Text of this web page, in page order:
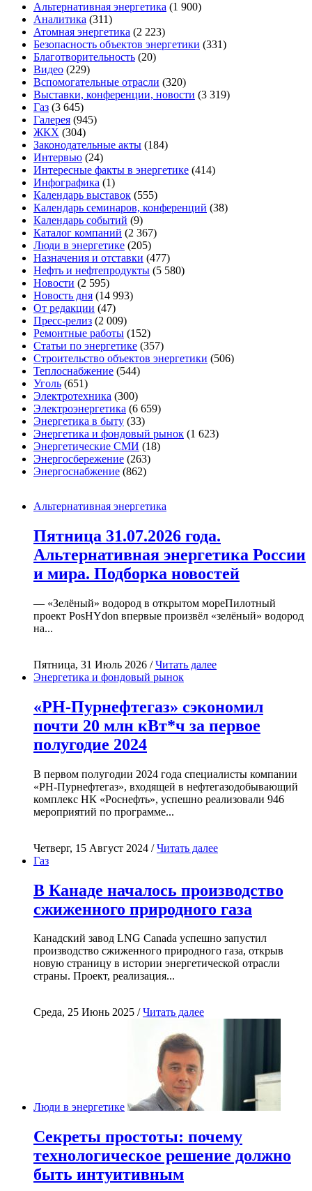
Альтернативная энергетика (1 900)
Аналитика (311)
Атомная энергетика (2 223)
Безопасность объектов энергетики (331)
Благотворительность (20)
Видео (229)
Вспомогательные отрасли (320)
Выставки, конференции, новости (3 319)
Газ (3 645)
Галерея (945)
ЖКХ (304)
Законодательные акты (184)
Интервью (24)
Интересные факты в энергетике (414)
Инфографика (1)
Календарь выставок (555)
Календарь семинаров, конференций (38)
Календарь событий (9)
Каталог компаний (2 367)
Люди в энергетике (205)
Назначения и отставки (477)
Нефть и нефтепродукты (5 580)
Новости (2 595)
Новость дня (14 993)
От редакции (47)
Пресс-релиз (2 009)
Ремонтные работы (152)
Статьи по энергетике (357)
Строительство объектов энергетики (506)
Теплоснабжение (544)
Уголь (651)
Электротехника (300)
Электроэнергетика (6 659)
Энергетика в быту (33)
Энергетика и фондовый рынок (1 623)
Энергетические СМИ (18)
Энергосбережение (263)
Энергоснабжение (862)
Альтернативная энергетика
Пятница 31.07.2026 года.
Альтернативная энергетика России
и мира. Подборка новостей
— «Зелёный» водород в открытом мореПилотный
проект PosHYdon впервые произвёл «зелёный» водород
на...
Пятница, 31 Июль 2026 /Читать далее
Энергетика и фондовый рынок
«РН-Пурнефтегаз» сэкономил
почти 20 млн кВт*ч за первое
полугодие 2024
В первом полугодии 2024 года специалисты компании
«РН-Пурнефтегаз», входящей в нефтегазодобывающий
комплекс НК «Роснефть», успешно реализовали 946
мероприятий по программе...
Четверг, 15 Август 2024 /Читать далее
Газ
В Канаде началось производство
сжиженного природного газа
Канадский завод LNG Canada успешно запустил
производство сжиженного природного газа, открыв
новую страницу в истории энергетической отрасли
страны. Проект, реализация...
Среда, 25 Июнь 2025 /Читать далее
Люди в энергетике
Секреты простоты: почему
технологическое решение должно
быть интуитивным